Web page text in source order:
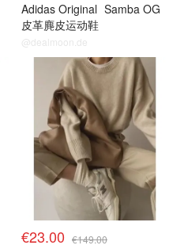
Adidas Original Samba OG
皮革麂皮运动鞋
@dealmoon.de
€23.00 €149.00